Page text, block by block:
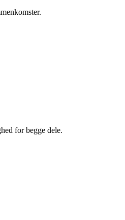
for begge dele.